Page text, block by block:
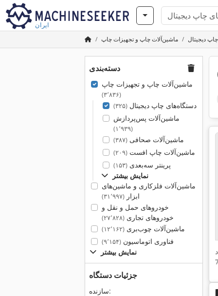
ایران
ماشین‌آلات چاپ و تجهیزات چاپ دیجیتال
دسته‌بندی
ماشین‌آلات چاپ و تجهیزات چاپ
(۳٬۸۳۶)
دستگاه‌های چاپ دیجیتال(۳۲۵)
ماشین‌آلات پس‌پردازش
(۱٬۹۳۹)
ماشین‌آلات صحافی(۳۸۷)
ماشین‌آلات چاپ افست(۲۰۹)
پرینتر سه‌بعدی(۱۵۳)
نمایش بیشتر
ماشین‌آلات فلزکاری و ماشین‌های
ابزار(۳۱٬۹۹۷)
خودروهای حمل و نقل و
خودروهای تجاری(۲۷٬۸۲۸)
ماشین‌آلات چوب‌بری(۱۲٬۱۶۲)
فناوری اتوماسیون(۹٬۱۵۴)
نمایش بیشتر
جزئیات دستگاه
سازنده: